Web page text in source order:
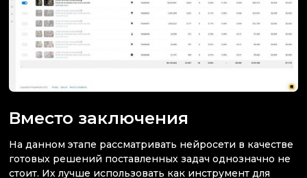
Вместо заключения
На данном этапе рассматривать нейросети в качестве
готовых решений поставленных задач однозначно не
стоит. Их лучше использовать как инструмент для